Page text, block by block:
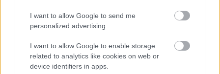
I want to allow Google to send me
personalized advertising.
I want to allow Google to enable storage
related to analytics like cookies on web or
device identifiers in apps.
Könyvajánló: Csoma-Lőrincz Tamara:
Perszephoné és az Alvilág arénája (2026)